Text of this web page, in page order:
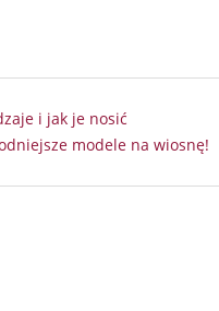
i jak je nosić
modele na wiosnę!